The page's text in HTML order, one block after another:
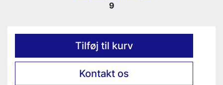
9
Tilføj til kurv
Kontakt os